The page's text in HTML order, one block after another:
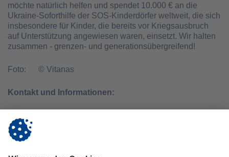
möchte natürlich helfen und spendet 10.000 € an die
Ukraine-Soforthilfe der SOS-Kinderdörfer weltweit, die sich
insbesondere für Kinder, die bereits vor Kriegsausbruch
auf Unterstützung angewiesen waren, einsetzt. Wir halten
zusammen - grenzen- und generationsübergreifend!
Foto: © Vitanas
Kontakt und Informationen:
Unternehmenskommunikation
Vitanas GmbH & Co. KGaA